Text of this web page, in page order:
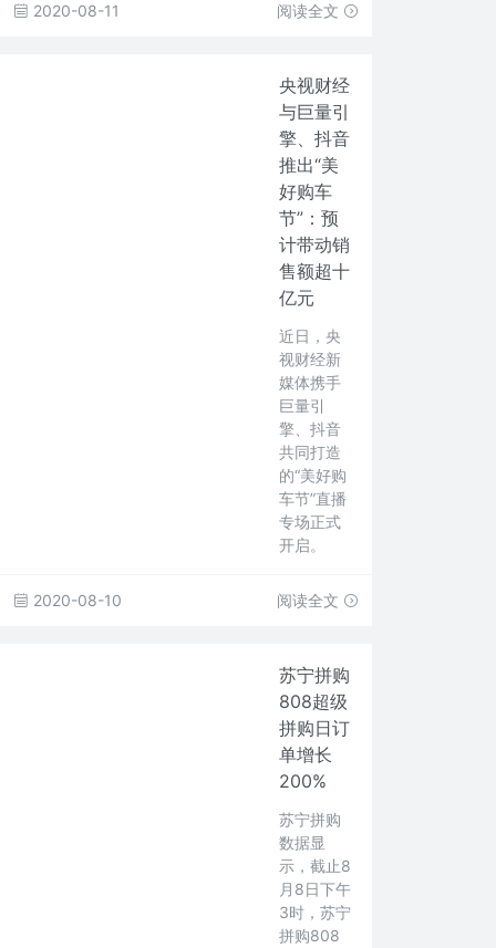
2020-08-11 阅读全文
央视财经
与巨量引
擎、抖音
推出“美
好购车
节”：预
计带动销
售额超十
亿元
近日，央
视财经新
媒体携手
巨量引
擎、抖音
共同打造
的“美好购
车节”直播
专场正式
开启。
2020-08-10 阅读全文
苏宁拼购
808超级
拼购日订
单增长
200%
苏宁拼购
数据显
示，截止8
月8日下午
3时，苏宁
拼购808